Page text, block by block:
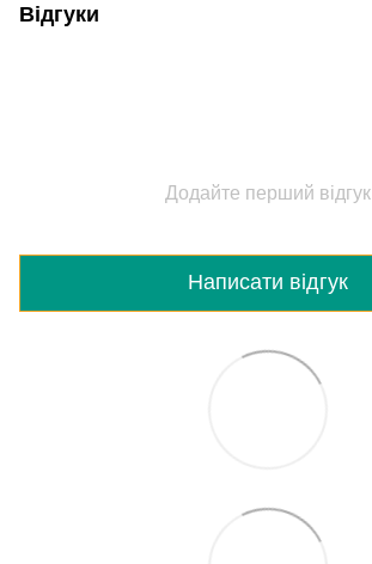
Відгуки
Додайте перший відгук
Написати відгук